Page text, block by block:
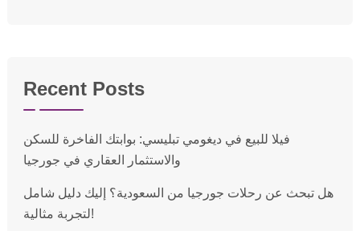
Recent Posts
فيلا للبيع في ديغومي تبليسي: بوابتك الفاخرة للسكن
والاستثمار العقاري في جورجيا
هل تبحث عن رحلات جورجيا من السعودية؟ إليك دليل شامل
لتجربة مثالية!